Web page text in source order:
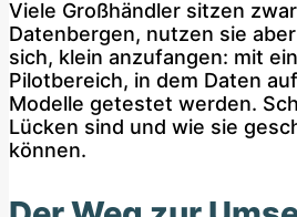
Viele Großhändler sitzen
Datenbergen, nutzen sie
sich, klein anzufangen: mit
Pilotbereich, in dem Daten
Modelle getestet werden.
Lücken sind und wie sie
können.